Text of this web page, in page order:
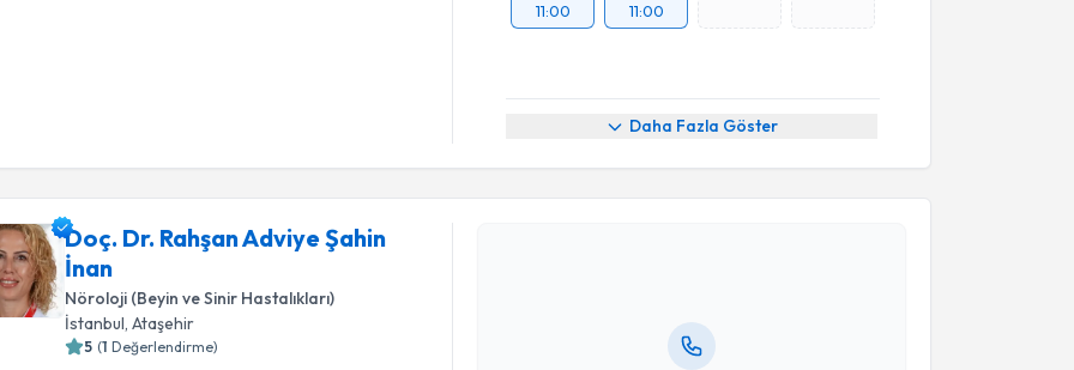
11:00
11:00
Daha Fazla Göster
Doç. Dr. Rahşan Adviye Şahin
İnan
Nöroloji (Beyin ve Sinir Hastalıkları)
İstanbul , Ataşehir
5 (1 Değerlendirme)
Randevu Takvimi Talebi